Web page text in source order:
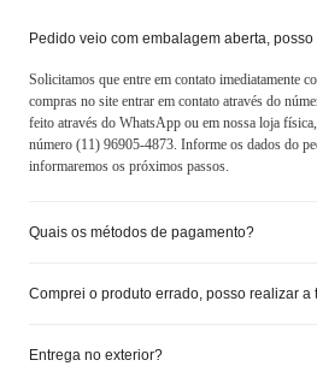
Pedido veio com embalagem aberta, posso
Solicitamos que entre em contato imediatamente
compras no site entrar em contato através do
feito através do WhatsApp ou em nossa loja
número (11) 96905-4873. Informe os dados do
informaremos os próximos passos.
Quais os métodos de pagamento?
Comprei o produto errado, posso realizar a
Entrega no exterior?